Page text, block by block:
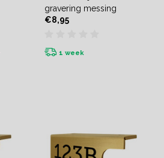
gravering messing
€8,95
1 week